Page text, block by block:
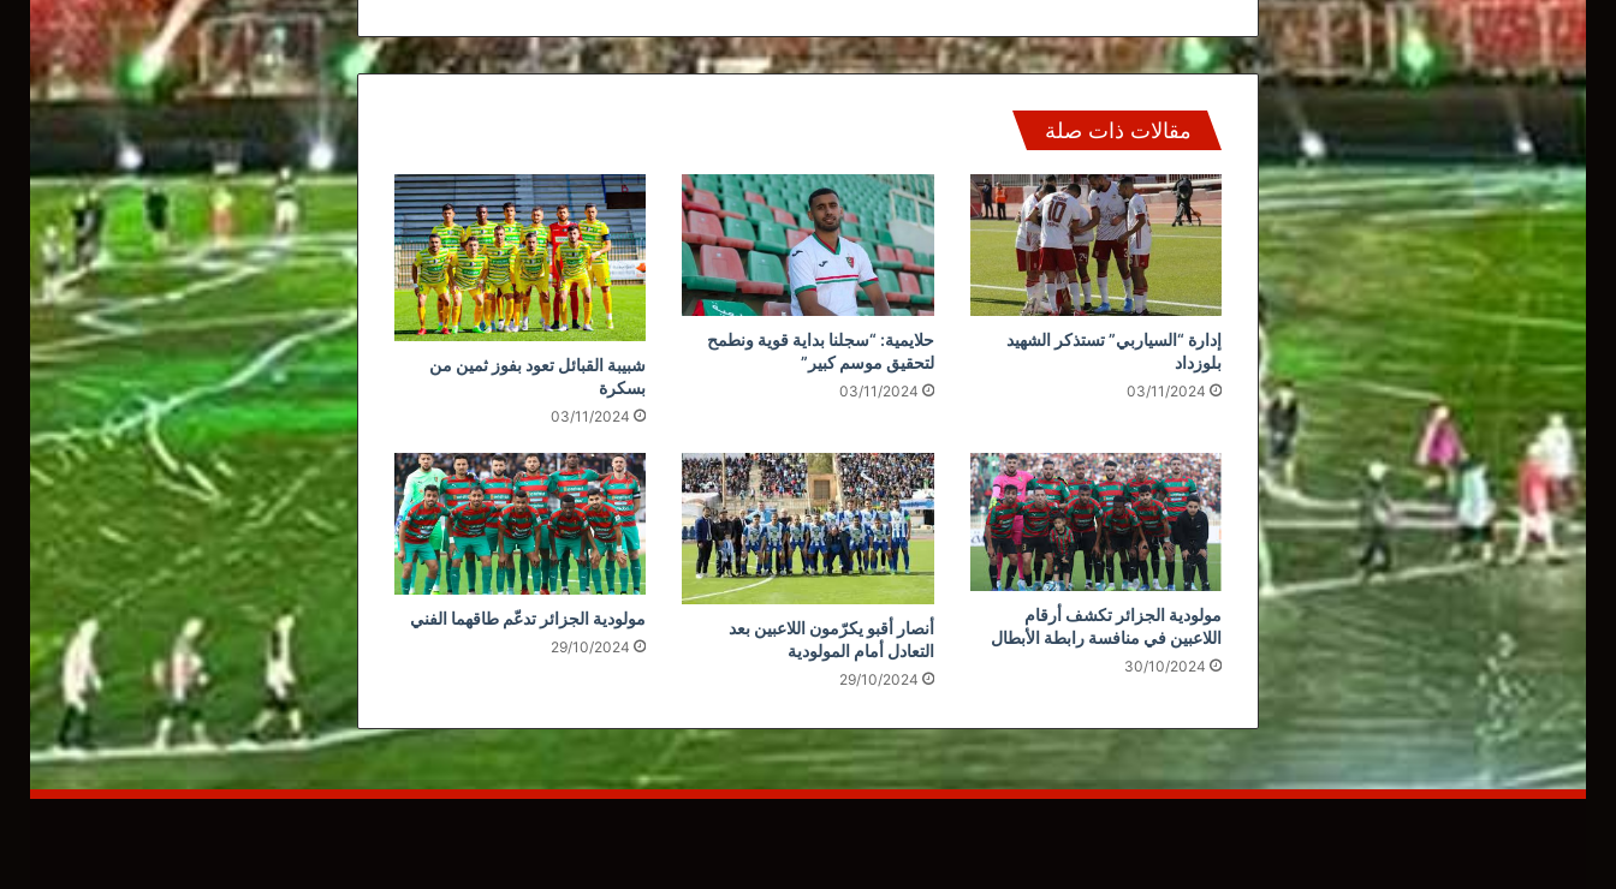
مقالات ذات صلة
إدارة “السياربي” تستذكر الشهيد
بلوزداد
03/11/2024
حلايمية: “سجلنا بداية قوية ونطمح
لتحقيق موسم كبير”
03/11/2024
شبيبة القبائل تعود بفوز ثمين من
بسكرة
03/11/2024
مولودية الجزائر تكشف أرقام
اللاعبين في منافسة رابطة الأبطال
30/10/2024
أنصار أقبو يكرّمون اللاعبين بعد
التعادل أمام المولودية
29/10/2024
مولودية الجزائر تدعّم طاقهما الفني
29/10/2024